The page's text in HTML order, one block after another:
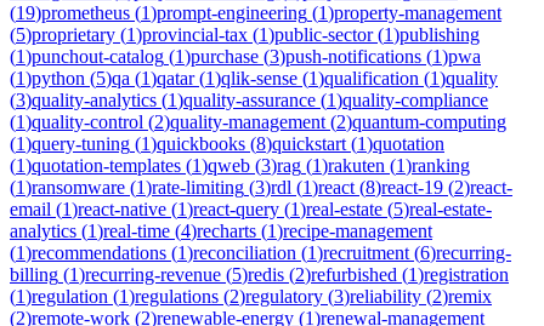
(19)prometheus (1)prompt-engineering (1)property-management
(5)proprietary (1)provincial-tax (1)public-sector(1)publishing
(1)punchout-catalog (1)purchase (3)push-notifications (1)pwa
(1)python (5)qa (1)qatar(1)qlik-sense (1)qualification (1)quality
(3)quality-analytics (1)quality-assurance (1)quality-compliance
(1)quality-control (2)quality-management (2)quantum-computing
(1)query-tuning (1)quickbooks (8)quickstart (1)quotation
(1)quotation-templates (1)qweb (3)rag (1)rakuten (1)ranking
(1)ransomware (1)rate-limiting (3)rdl (1)react (8)react-19 (2)react-
email (1)react-native (1)react-query (1)real-estate (5)real-estate-
analytics (1)real-time (4)recharts (1)recipe-management
(1)recommendations (1)reconciliation (1)recruitment (6)recurring-
billing (1)recurring-revenue (5)redis (2)refurbished (1)registration
(1)regulation (1)regulations (2)regulatory (3)reliability (2)remix
(2)remote-work (2)renewable-energy (1)renewal-management